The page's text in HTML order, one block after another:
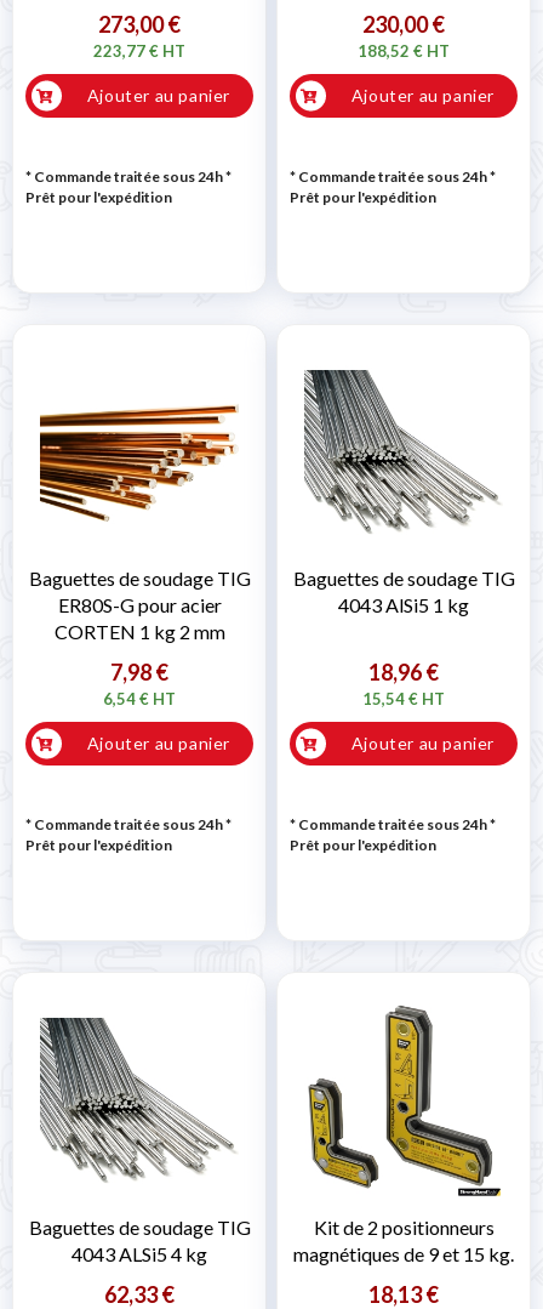
273,00 €
223,77 € HT
Ajouter au panier
* Commande traitée sous 24h*
Prêt pour l'expédition
230,00 €
188,52 € HT
Ajouter au panier
* Commande traitée sous 24h*
Prêt pour l'expédition
Baguettes de soudage TIG
ER80S-G pour acier
CORTEN 1 kg 2 mm
7,98 €
6,54 € HT
Ajouter au panier
* Commande traitée sous 24h*
Prêt pour l'expédition
Baguettes de soudage TIG
4043 AlSi5 1 kg
18,96 €
15,54 € HT
Ajouter au panier
* Commande traitée sous 24h*
Prêt pour l'expédition
Baguettes de soudage TIG
4043 ALSi5 4 kg
62,33 €
Kit de 2 positionneurs
magnétiques de 9 et 15 kg.
18,13 €